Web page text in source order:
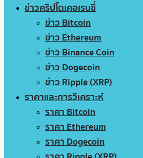
ข่าวคริปโตเคอเรนซี่
ข่าว Bitcoin
ข่าว Ethereum
ข่าว Binance Coin
ข่าว Dogecoin
ข่าว Ripple (XRP)
ราคาและการวิเคราะห์
ราคา Bitcoin
ราคา Ethereum
ราคา Dogecoin